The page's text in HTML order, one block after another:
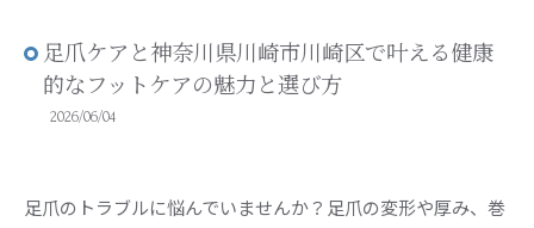
足爪ケアと神奈川県川崎市川崎区で叶える健康
的なフットケアの魅力と選び方
2026/06/04
足爪のトラブルに悩んでいませんか？足爪の変形や厚み、巻